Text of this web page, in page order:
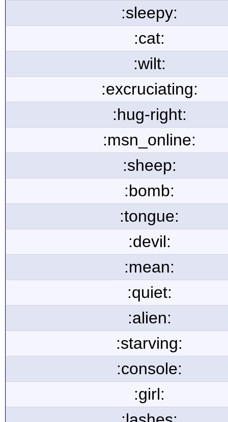
:sleepy:
:cat:
:wilt:
:excruciating:
:hug-right:
:msn_online:
:sheep:
:bomb:
:tongue:
:devil:
:mean:
:quiet:
:alien:
:starving:
:console:
:girl: